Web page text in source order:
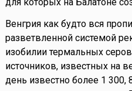
Венгрия как будто вся
разветвленной системой
изобилии термальных
источников, известных на
день известно более 1 300,